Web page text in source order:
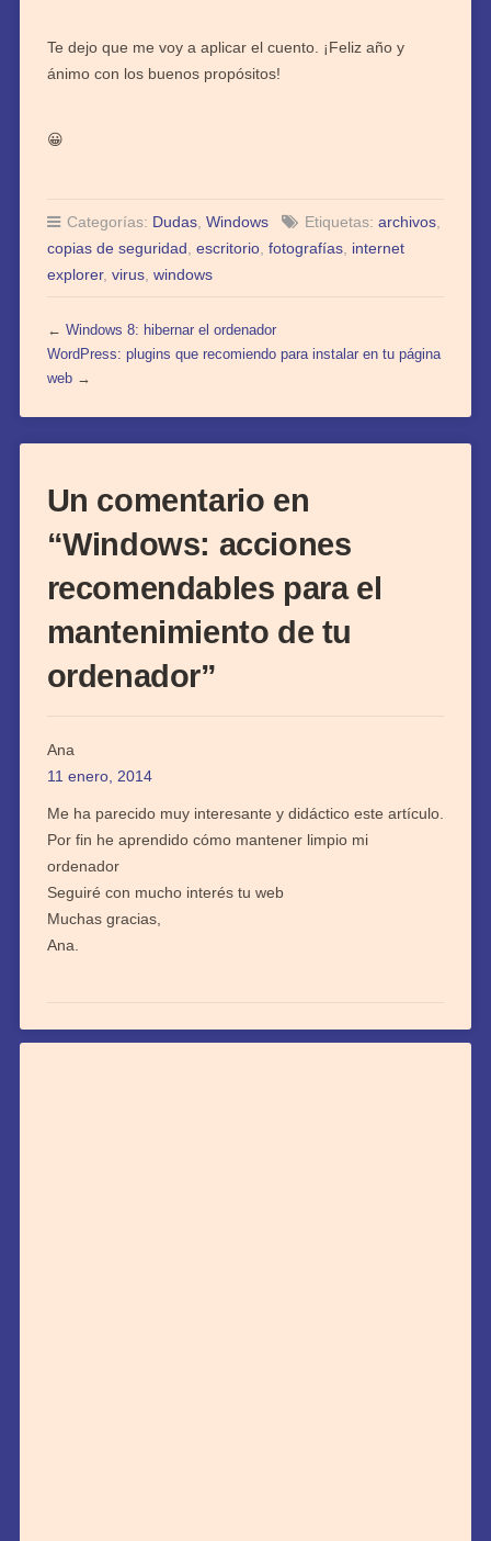
Te dejo que me voy a aplicar el cuento. ¡Feliz año y
ánimo con los buenos propósitos!
😀
Categorías: Dudas, Windows Etiquetas: archivos,
copias de seguridad escritorio, fotografías, internet
explorer, virus, windows
← Windows 8: hibernar el ordenador
WordPress: plugins que recomiendo para instalar en tu página
web→
Un comentario en
“Windows: acciones
recomendables para el
mantenimiento de tu
ordenador”
Ana
11 enero, 2014
Me ha parecido muy interesante y didáctico este artículo.
Por fin he aprendido cómo mantener limpio mi
ordenador
Seguiré con mucho interés tu web
Muchas gracias,
Ana.